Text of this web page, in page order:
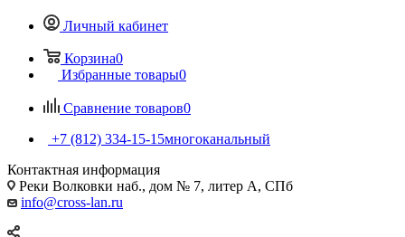
Личный кабинет
Корзина0
Избранные товары0
Сравнение товаров0
+7 (812) 334-15-15многоканальный
Контактная информация
Реки Волковки наб., дом № 7, литер А, СПб
info@cross-lan.ru